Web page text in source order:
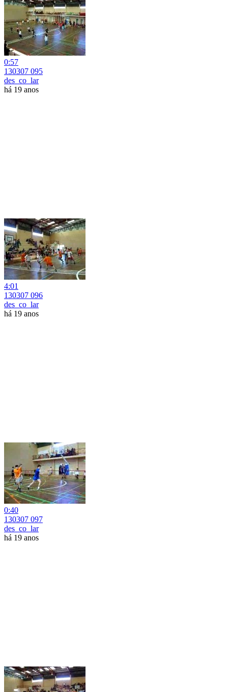
0:57
130307 095
des_co_lar
há 19 anos
4:01
130307 096
des_co_lar
há 19 anos
0:40
130307 097
des_co_lar
há 19 anos